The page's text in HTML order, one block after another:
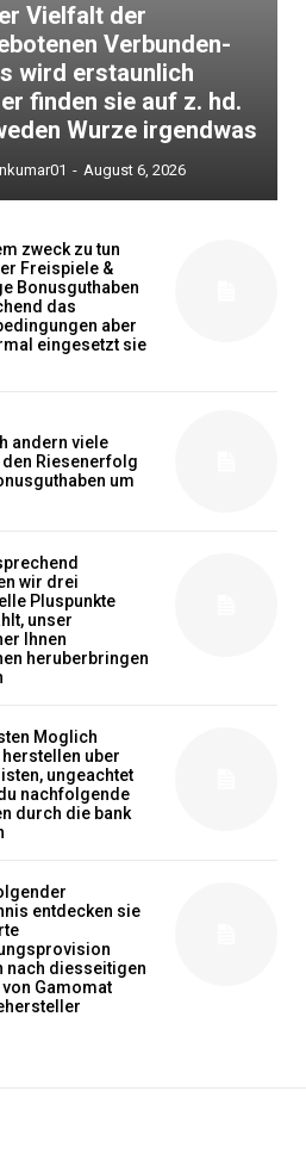
Vielfalt der
Verbunden-
wird erstaunlich
finden sie auf z. hd.
Wurze irgendwas
- August 6, 2026
zweck zu tun
Freispiele &
Bonusguthaben
das
aber
eingesetzt sie
andern viele
Riesenerfolg
um
wir drei
Pluspunkte
unser
Ihnen
heruberbringen
Moglich
uber
ungeachtet
nachfolgende
durch die bank
entdecken sie
nach diesseitigen
Gamomat